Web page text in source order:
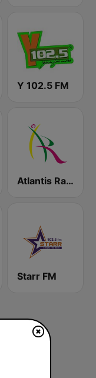
Y 102.5 FM
Atlantis Radio
Starr FM